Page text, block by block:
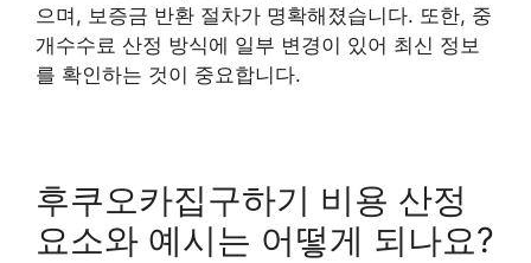
으며, 보증금 반환 절차가 명확해졌습니다. 또한, 중
개수수료 산정 방식에 일부 변경이 있어 최신 정보
를 확인하는 것이 중요합니다.
후쿠오카집구하기 비용 산정
요소와 예시는 어떻게 되나요?